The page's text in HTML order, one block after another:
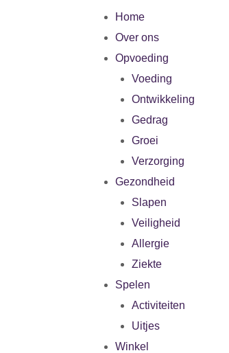
Home
Over ons
Opvoeding
Voeding
Ontwikkeling
Gedrag
Groei
Verzorging
Gezondheid
Slapen
Veiligheid
Allergie
Ziekte
Spelen
Activiteiten
Uitjes
Winkel